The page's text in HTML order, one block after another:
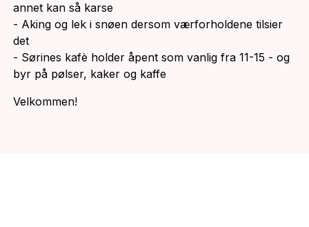
annet kan så karse
- Aking og lek i snøen dersom værforholdene tilsier
det
- Sørines kafè holder åpent som vanlig fra 11-15 - og
byr på pølser, kaker og kaffe
Velkommen!